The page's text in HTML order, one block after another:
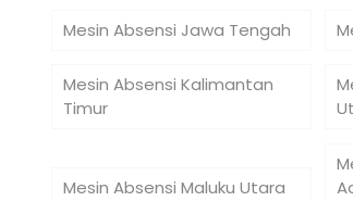
Mesin Absensi Jawa Tengah
Mesin Absensi Kalimantan
Timur
Mesin Absensi Maluku Utara